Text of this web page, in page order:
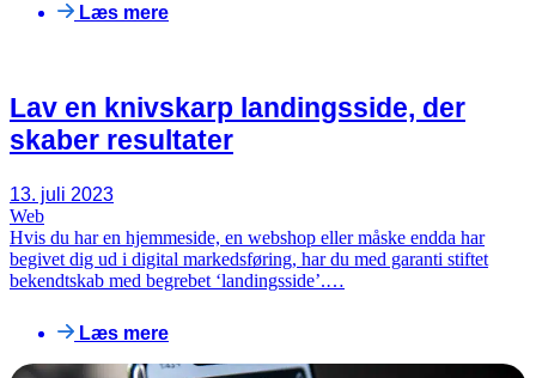
Læs mere
Lav en knivskarp landingsside, der
skaber resultater
13. juli 2023
Web
Hvis du har en hjemmeside, en webshop eller måske endda har
begivet dig ud i digital markedsføring, har du med garanti stiftet
bekendtskab med begrebet ‘landingsside’.…
Læs mere